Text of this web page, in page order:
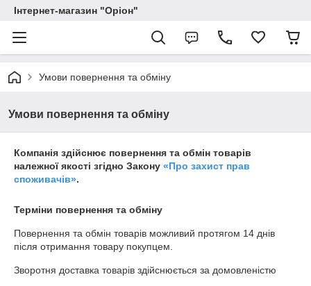
Інтернет-магазин "Оріон"
Умови повернення та обміну
Умови повернення та обміну
Компанія здійснює повернення та обмін товарів
належної якості згідно Закону «Про захист прав
споживачів».
Терміни повернення та обміну
Повернення та обмін товарів можливий протягом 14 днів
після отримання товару покупцем.
Зворотня доставка товарів здійснюється за домовленістю